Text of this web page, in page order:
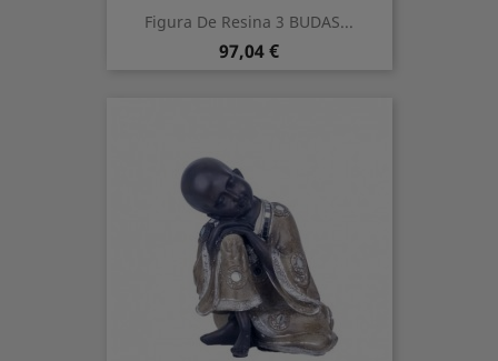
Figura De Resina 3 BUDAS...
Precio
97,04 €